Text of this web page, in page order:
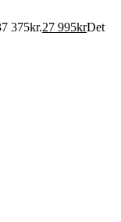
375kr.27 995krDet